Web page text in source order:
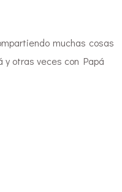
muchas cosas
y otras veces con Papá